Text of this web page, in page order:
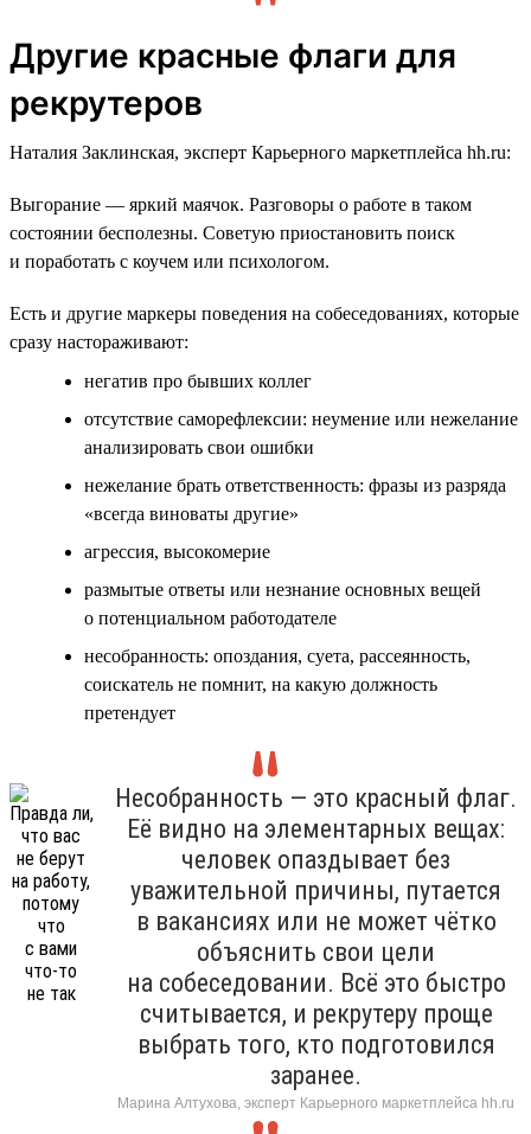
Другие красные флаги для
рекрутеров
Наталия Заклинская, эксперт Карьерного маркетплейса hh.ru:
Выгорание — яркий маячок. Разговоры о работе в таком
состоянии бесполезны. Советую приостановить поиск
и поработать с коучем или психологом.
Есть и другие маркеры поведения на собеседованиях, которые
сразу настораживают:
негатив про бывших коллег
отсутствие саморефлексии: неумение или нежелание
анализировать свои ошибки
нежелание брать ответственность: фразы из разряда
«всегда виноваты другие»
агрессия, высокомерие
размытые ответы или незнание основных вещей
о потенциальном работодателе
несобранность: опоздания, суета, рассеянность,
соискатель не помнит, на какую должность
претендует
Несобранность — это красный флаг.
Её видно на элементарных вещах:
человек опаздывает без
уважительной причины, путается
в вакансиях или не может чётко
объяснить свои цели
на собеседовании. Всё это быстро
считывается, и рекрутеру проще
выбрать того, кто подготовился
заранее.
Марина Алтухова, эксперт Карьерного маркетплейса hh.ru